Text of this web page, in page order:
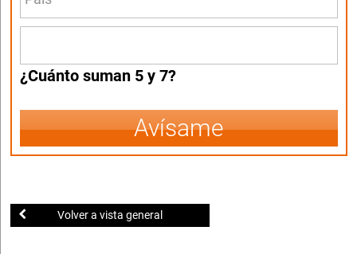
¿Cuánto suman 5 y 7?
Avísame
Volver a vista general